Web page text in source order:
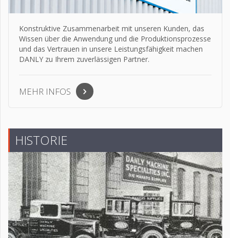
Konstruktive Zusammenarbeit mit unseren Kunden, das
Wissen über die Anwendung und die Produktionsprozesse
und das Vertrauen in unsere Leistungsfähigkeit machen
DANLY zu Ihrem zuverlässigen Partner.
MEHR INFOS
HISTORIE